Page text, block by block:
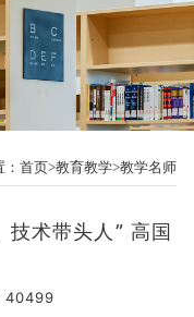
：首页 教育教学 教学名师
技术带头人” 高国
40499